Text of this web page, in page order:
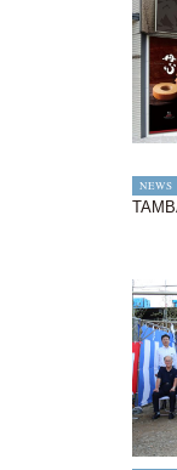
NEWS